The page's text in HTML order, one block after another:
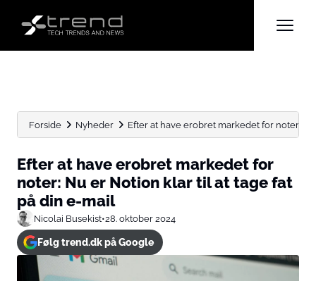
Forside Nyheder Efter at have erobret markedet for noter: Nu
Efter at have erobret markedet for
noter: Nu er Notion klar til at tage fat
på din e-mail
Nicolai Busekist•28. oktober 2024
Følg trend.dk på Google